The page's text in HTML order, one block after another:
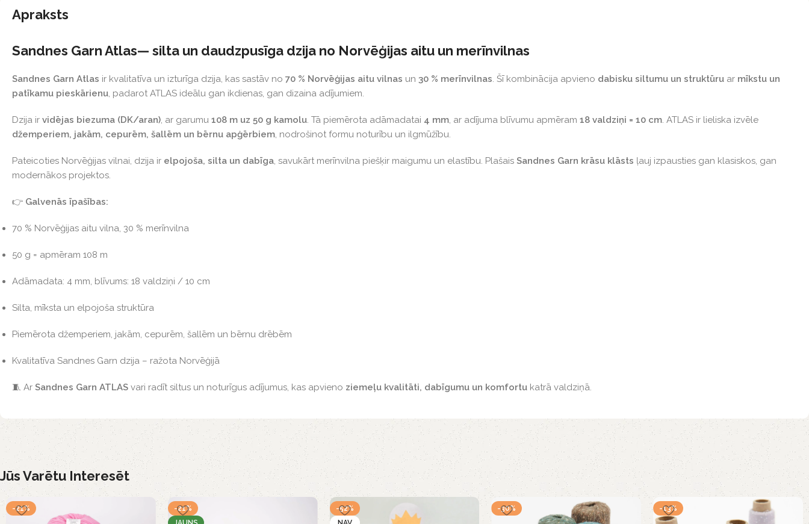
Apraksts
Sandnes Garn Atlas— silta un daudzpusīga dzija no Norvēģijas aitu un merīnvilnas
Sandnes Garn Atlas ir kvalitatīva un izturīga dzija, kas sastāv no 70 % Norvēģijas aitu vilnas un 30 % merīnvilnas. Šī kombinācija apvieno dabisku siltumu un struktūru ar mīkstu un
patīkamu pieskārienu, padarot ATLAS ideālu gan ikdienas, gan dizaina adījumiem.
Dzija ir vidējas biezuma (DK/aran), ar garumu 108 m uz 50 g kamolu. Tā piemērota adāmadatai 4 mm, ar adījuma blīvumu apmēram 18 valdziņi = 10 cm. ATLAS ir lieliska izvēle
džemperiem, jakām, cepurēm, šallēm un bērnu apģērbiem, nodrošinot formu noturību un ilgmūžību.
Pateicoties Norvēģijas vilnai, dzija ir elpojoša, silta un dabīga, savukārt merīnvilna piešķir maigumu un elastību. Plašais Sandnes Garn krāsu klāsts ļauj izpausties gan klasiskos, gan
modernākos projektos.
👉 Galvenās īpašības:
70 % Norvēģijas aitu vilna, 30 % merīnvilna
50 g = apmēram 108 m
Adāmadata: 4 mm, blīvums: 18 valdziņi / 10 cm
Silta, mīksta un elpojoša struktūra
Piemērota džemperiem, jakām, cepurēm, šallēm un bērnu drēbēm
Kvalitatīva Sandnes Garn dzija – ražota Norvēģijā
🧵 Ar Sandnes Garn ATLAS vari radīt siltus un noturīgus adījumus, kas apvieno ziemeļu kvalitāti, dabīgumu un komfortu katrā valdziņā.
Jūs Varētu Interesēt
-21%
-21%
-52%
-30% -13%